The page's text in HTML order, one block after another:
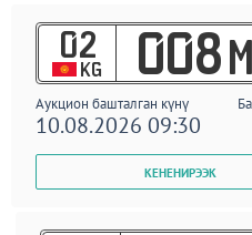
02
KG 008
Аукцион башталган күнү
10.08.2026 09:30